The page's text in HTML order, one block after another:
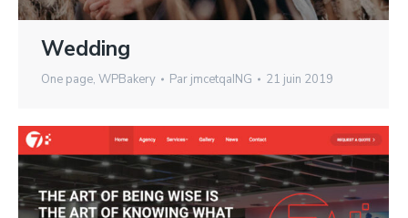
Wedding
One page, WPBakery Par jmcetqaING 21 juin 2019